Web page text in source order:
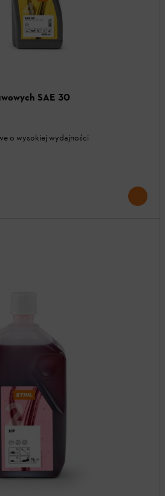
SAE 30
o wysokiej wydajności